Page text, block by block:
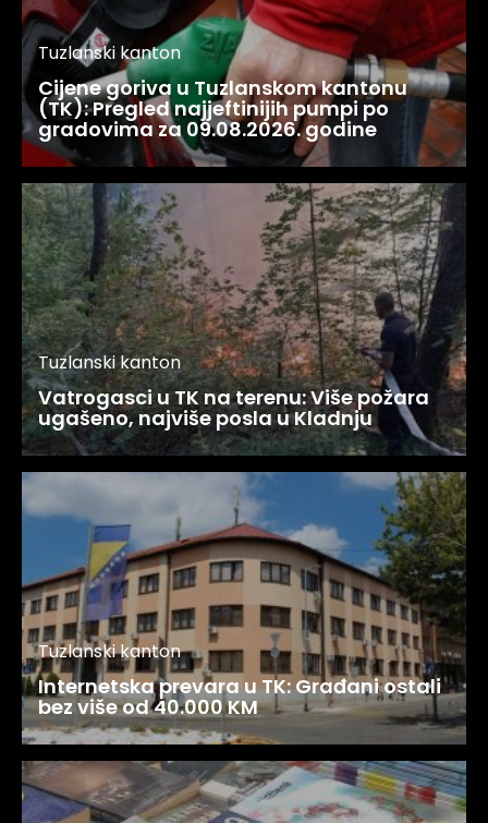
Tuzlanski kanton
Cijene goriva u Tuzlanskom kantonu
(TK): Pregled najjeftinijih pumpi po
gradovima za 09.08.2026. godine
Tuzlanski kanton
Vatrogasci u TK na terenu: Više požara
ugašeno, najviše posla u Kladnju
Tuzlanski kanton
Internetska prevara u TK: Građani ostali
bez više od 40.000 KM